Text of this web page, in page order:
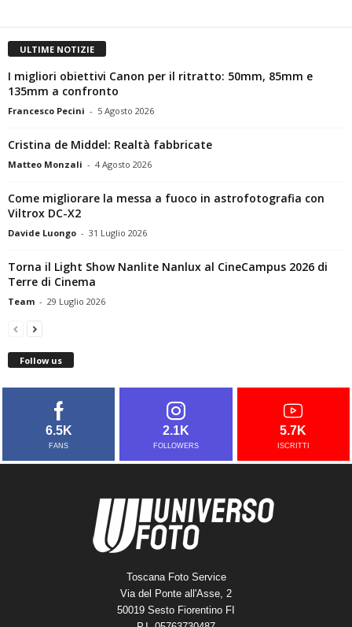
ULTIME NOTIZIE
I migliori obiettivi Canon per il ritratto: 50mm, 85mm e
135mm a confronto
Francesco Pecini - 5 Agosto 2026
Cristina de Middel: Realtà fabbricate
Matteo Monzali - 4 Agosto 2026
Come migliorare la messa a fuoco in astrofotografia con
Viltrox DC-X2
Davide Luongo - 31 Luglio 2026
Torna il Light Show Nanlite Nanlux al CineCampus 2026 di
Terre di Cinema
Team - 29 Luglio 2026
Follow us
6.5K
FANS
2.1K
FOLLOWERS
5.7K
ISCRITTI
Toscana Foto Service
Via del Ponte all'Asse, 2
50019 Sesto Fiorentino FI